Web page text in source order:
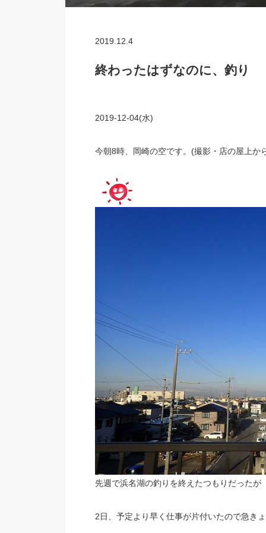
2019.12.4
終わったはずなのに、釣り
2019-12-04(水)
今朝8時、岡崎の空です。(撮影・店の屋上か
先週で浜名湖の釣りを終えたつもりだったが
2日、予定より早く仕事が片付いたので急き